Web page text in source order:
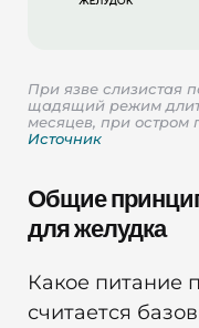
При язве слизистая
щадящий режим
месяцев, при остром
Источник
Общие
для желудка
Какое питание
считается